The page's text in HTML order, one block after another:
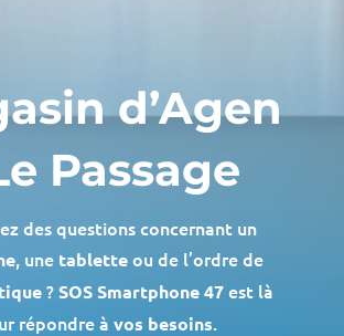
d’Agen
Passage
des questions concernant un
, une tabletteou de l’ordre de
?SOS Smartphone 47est là
répondre àvos besoins.